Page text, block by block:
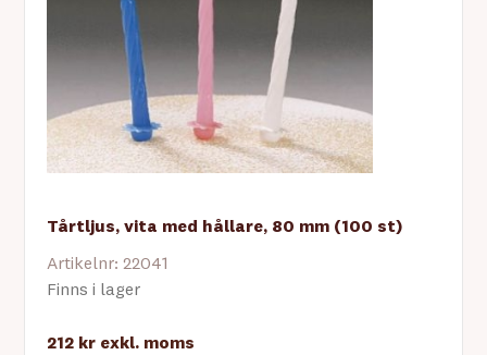
Tårtljus, vita med hållare, 80 mm (100 st)
Artikelnr: 22041
Finns i lager
212 kr exkl. moms